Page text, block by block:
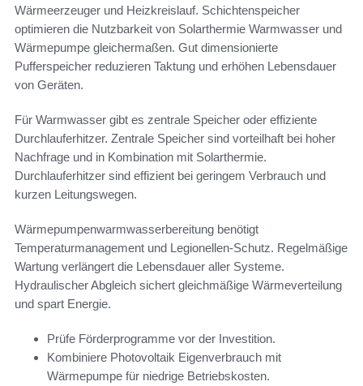
Wärmeerzeuger und Heizkreislauf. Schichtenspeicher
optimieren die Nutzbarkeit von Solarthermie Warmwasser und
Wärmepumpe gleichermaßen. Gut dimensionierte
Pufferspeicher reduzieren Taktung und erhöhen Lebensdauer
von Geräten.
Für Warmwasser gibt es zentrale Speicher oder effiziente
Durchlauferhitzer. Zentrale Speicher sind vorteilhaft bei hoher
Nachfrage und in Kombination mit Solarthermie.
Durchlauferhitzer sind effizient bei geringem Verbrauch und
kurzen Leitungswegen.
Wärmepumpenwarmwasserbereitung benötigt
Temperaturmanagement und Legionellen-Schutz. Regelmäßige
Wartung verlängert die Lebensdauer aller Systeme.
Hydraulischer Abgleich sichert gleichmäßige Wärmeverteilung
und spart Energie.
Prüfe Förderprogramme vor der Investition.
Kombiniere Photovoltaik Eigenverbrauch mit
Wärmepumpe für niedrige Betriebskosten.